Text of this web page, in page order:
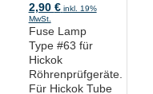
2,90 € inkl. 19%
MwSt.
Fuse Lamp
Type #63 für
Hickok
Röhrenprüfgeräte.
Für Hickok Tube